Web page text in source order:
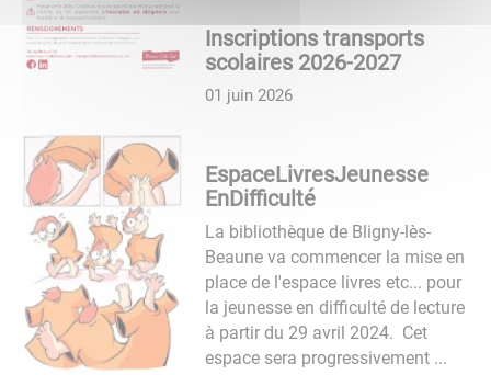
Inscriptions transports
scolaires 2026-2027
01 juin 2026
EspaceLivresJeunesse
EnDifficulté
La bibliothèque de Bligny-lès-
Beaune va commencer la mise en
place de l'espace livres etc... pour
la jeunesse en difficulté de lecture
à partir du 29 avril 2024. Cet
espace sera progressivement ...